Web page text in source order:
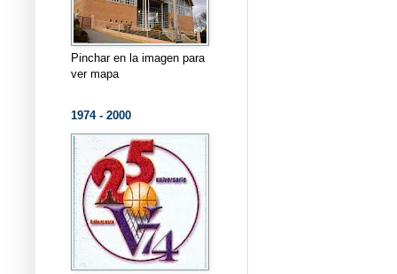
Pinchar en la imagen para
ver mapa
1974 - 2000